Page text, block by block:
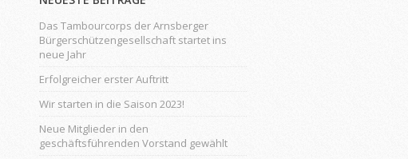
Das Tambourcorps der Arnsberger
Bürgerschützengesellschaft startet ins
neue Jahr
Erfolgreicher erster Auftritt
Wir starten in die Saison 2023!
Neue Mitglieder in den
geschäftsführenden Vorstand gewählt